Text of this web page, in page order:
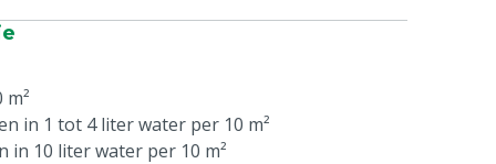
in 1 tot 4 liter water per 10 m²
in 10 liter water per 10 m²